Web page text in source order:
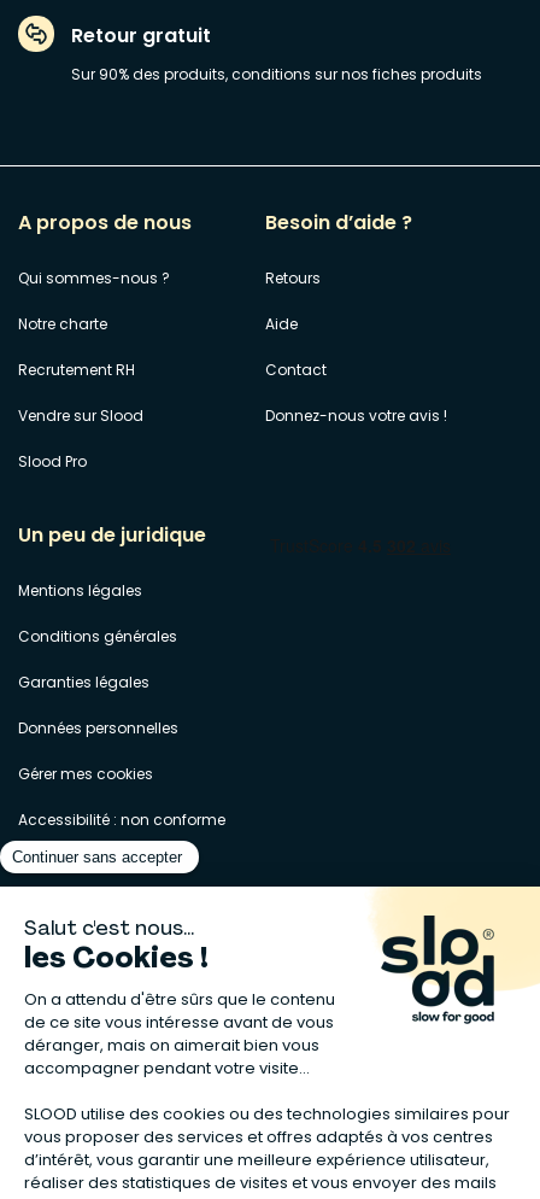
Retour gratuit
Sur 90% des produits, conditions sur nos fiches produits
A propos de nous
Qui sommes-nous ?
Notre charte
Recrutement RH
Vendre sur Slood
Slood Pro
Besoin d’aide ?
Retours
Aide
Contact
Donnez-nous votre avis !
Un peu de juridique
Mentions légales
Conditions générales
Garanties légales
Données personnelles
Gérer mes cookies
Accessibilité : non conforme
Matelas naturels⋅Graines bio⋅ Lits bébés en bois⋅Déodorant bio⋅Sapin